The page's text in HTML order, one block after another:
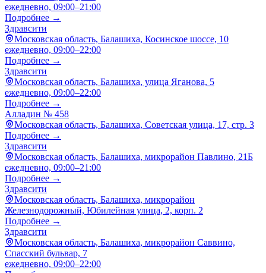
ежедневно, 09:00–21:00
Подробнее →
Здравсити
Московская область, Балашиха, Косинское шоссе, 10
ежедневно, 09:00–22:00
Подробнее →
Здравсити
Московская область, Балашиха, улица Яганова, 5
ежедневно, 09:00–22:00
Подробнее →
Алладин № 458
Московская область, Балашиха, Советская улица, 17, стр. 3
Подробнее →
Здравсити
Московская область, Балашиха, микрорайон Павлино, 21Б
ежедневно, 09:00–21:00
Подробнее →
Здравсити
Московская область, Балашиха, микрорайон
Железнодорожный, Юбилейная улица, 2, корп. 2
Подробнее →
Здравсити
Московская область, Балашиха, микрорайон Саввино,
Спасский бульвар, 7
ежедневно, 09:00–22:00